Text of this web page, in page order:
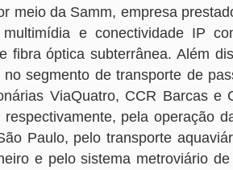
meio da Samm, empresa
multimídia e conectividade IP
fibra óptica subterrânea. Além
segmento de transporte de
ViaQuatro, CCR Barcas e
respectivamente, pela operação
Paulo, pelo transporte
e pelo sistema metroviário